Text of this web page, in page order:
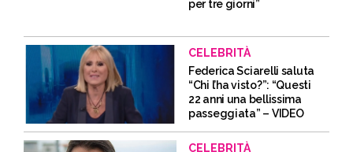
per tre giorni”
CELEBRITÀ
Federica Sciarelli saluta
“Chi l’ha visto?”: “Questi
22 anni una bellissima
passeggiata” – VIDEO
CELEBRITÀ